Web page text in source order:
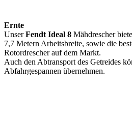
Ernte
UnserFendt Ideal 8 Mähdrescher
7,7 Metern Arbeitsbreite, sowie die
Rotordrescher auf dem Markt.
Auch den Abtransport des Getreides
Abfahrgespannen übernehmen.